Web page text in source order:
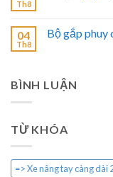
Th8
04
Th8
Bộ gắp phuy
BÌNH LUẬN
TỪ KHÓA
=> Xe nâng tay càng dài